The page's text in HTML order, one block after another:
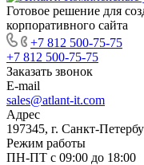
Готовое решение для
корпоративного сайта
+7 812 500-75-75
+7 812 500-75-75
Заказать звонок
E-mail
sales@atlant-it.com
Адрес
197345, г. Санкт-
Режим работы
ПН-ПТ с 09:00 до 18:00